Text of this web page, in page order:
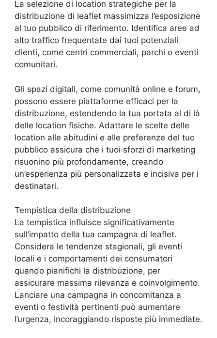
La selezione di location strategiche per la
distribuzione di leaflet massimizza l’esposizione
al tuo pubblico di riferimento. Identifica aree ad
alto traffico frequentate dai tuoi potenziali
clienti, come centri commerciali, parchi o eventi
comunitari.
Gli spazi digitali, come comunità online e forum,
possono essere piattaforme efficaci per la
distribuzione, estendendo la tua portata al di là
delle location fisiche. Adattare le scelte delle
location alle abitudini e alle preferenze del tuo
pubblico assicura che i tuoi sforzi di marketing
risuonino più profondamente, creando
un’esperienza più personalizzata e incisiva per i
destinatari.
Tempistica della distribuzione
La tempistica influisce significativamente
sull’impatto della tua campagna di leaflet.
Considera le tendenze stagionali, gli eventi
locali e i comportamenti dei consumatori
quando pianifichi la distribuzione, per
assicurare massima rilevanza e coinvolgimento.
Lanciare una campagna in concomitanza a
eventi o festività pertinenti può aumentare
l’urgenza, incoraggiando risposte più immediate.